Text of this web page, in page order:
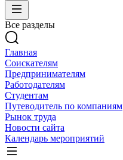
Все разделы
Главная
Соискателям
Предпринимателям
Работодателям
Студентам
Путеводитель по компаниям
Рынок труда
Новости сайта
Календарь мероприятий